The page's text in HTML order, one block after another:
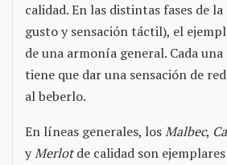
calidad. En las distintas fases de
gusto y sensación táctil), el
de una armonía general. Cada una
tiene que dar una sensación de
al beberlo.
En líneas generales, losMalbec,
yMerlotde calidad son